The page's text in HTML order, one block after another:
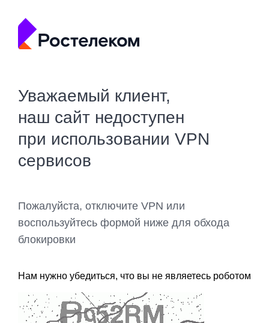
Уважаемый клиент,
наш сайт недоступен
при использовании VPN
сервисов
Пожалуйста, отключите VPN или
воспользуйтесь формой ниже для обхода
блокировки
Нам нужно убедиться, что вы не являетесь роботом